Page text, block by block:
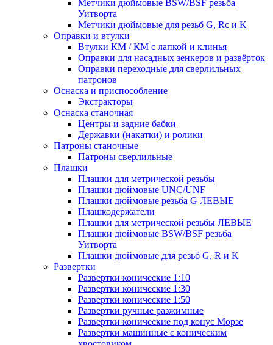
Метчики дюймовые BSW/BSF резьба
Уитворта
Метчики дюймовые для резьб G, Rc и K
Оправки и втулки
Втулки КМ / КМ с лапкой и клинья
Оправки для насадных зенкеров и развёрток
Оправки переходные для сверлильных
патронов
Оснаска и приспособление
Экстракторы
Оснаска станочная
Центры и задние бабки
Державки (накатки) и ролики
Патроны станочные
Патроны сверлильные
Плашки
Плашки для метрической резьбы
Плашки дюймовые UNC/UNF
Плашки дюймовые резьба G ЛЕВЫЕ
Плашкодержатели
Плашки для метрической резьбы ЛЕВЫЕ
Плашки дюймовые BSW/BSF резьба
Уитворта
Плашки дюймовые для резьб G, R и K
Развертки
Развертки конические 1:10
Развертки конические 1:30
Развертки конические 1:50
Развертки ручные разжимные
Развертки конические под конус Морзе
Развертки машинные с коническим